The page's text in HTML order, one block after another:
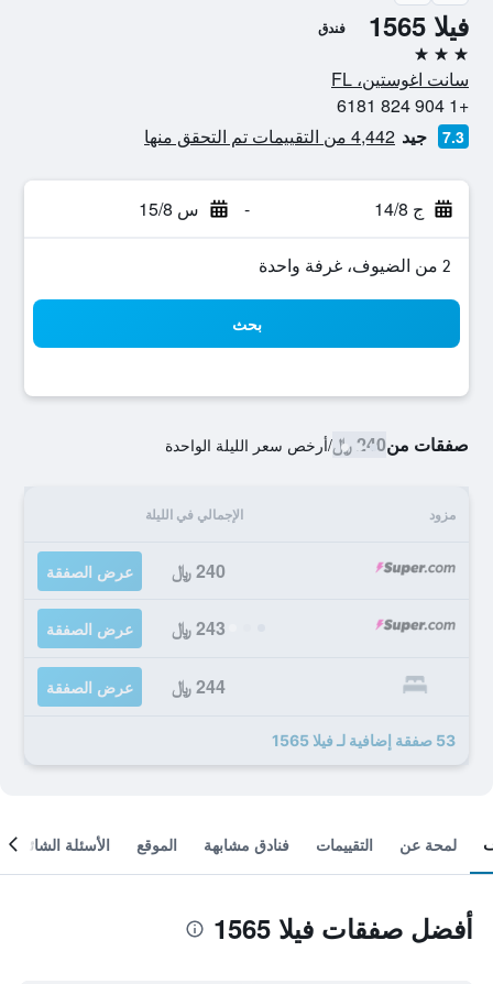
فيلا 1565 فندق
3 نجوم
سانت اغوستين، FL
+1 904 824 6181
7.3 جيد 4,442 من التقييمات تم التحقق منها
ج 14/8 - س 15/8
2 من الضيوف، غرفة واحدة
بحث
صفقات من240 ﷼ /أرخص سعر الليلة الواحدة
مزود الإجمالي في الليلة
240 ﷼ عرض الصفقة
243 ﷼ عرض الصفقة
244 ﷼ عرض الصفقة
53 صفقة إضافية لـ فيلا 1565
لمحة عن التقييمات فنادق مشابهة الموقع الأسئلة الشائعة
أفضل صفقات فيلا 1565